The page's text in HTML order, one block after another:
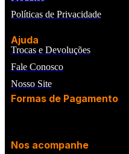
Políticas de Privacidade
Ajuda
Trocas e Devoluções
Fale Conosco
Nosso Site
Formas de Pagamento
Nos acompanhe